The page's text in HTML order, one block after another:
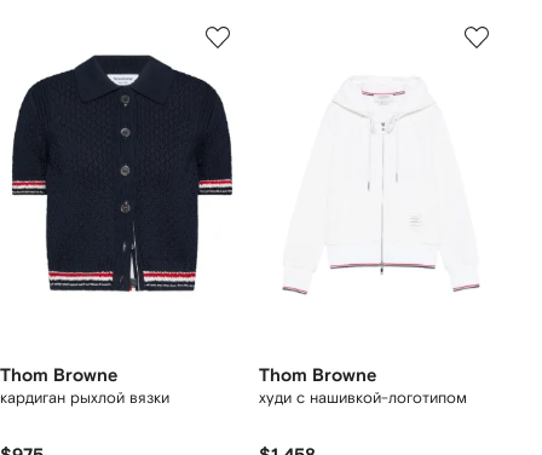
Thom Browne
кардиган рыхлой вязки
Thom Browne
худи с нашивкой-логотипом